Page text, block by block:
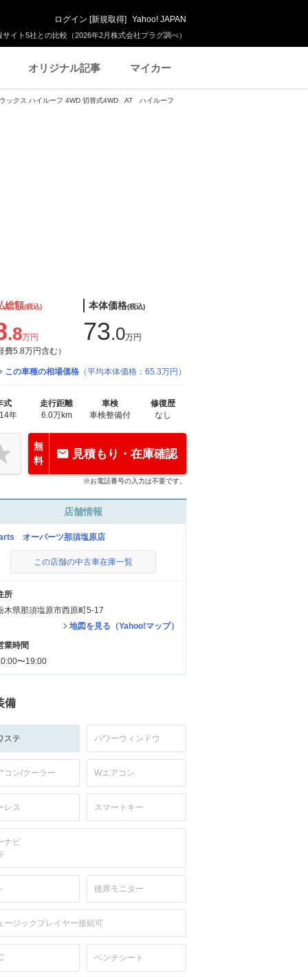
イト5社との比較（2026年2月株式会社プラグ調べ）
ログイン [新規取得] Yahoo! JAPAN
オリジナル記事 マイカー
ックス ハイルーフ 4WD 切替式4WD AT ハイルーフ
総額(税込)
.8万円
費5.8万円含む）
本体価格(税込)
73.0万円
この車種の相場価格 （平均本体価格：65.3万円）
式
年
走行距離
6.0万km
車検
車検整備付
修復歴
なし
無
料
見積もり・在庫確認
※お電話番号の入力は不要です。
店舗情報
オーパーツ那須塩原店
この店舗の中古車在庫一覧
所
木県那須塩原市西原町5-17
地図を見る（Yahoo!マップ）
業時間
〜19:00
備
ステ パワーウィンドウ
コン/クーラー Wエアコン
レス スマートキー
ナビ
後席モニター
ージックプレイヤー接続可
ベンチシート